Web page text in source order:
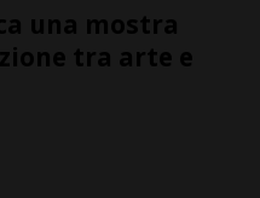
una mostra
tra arte e